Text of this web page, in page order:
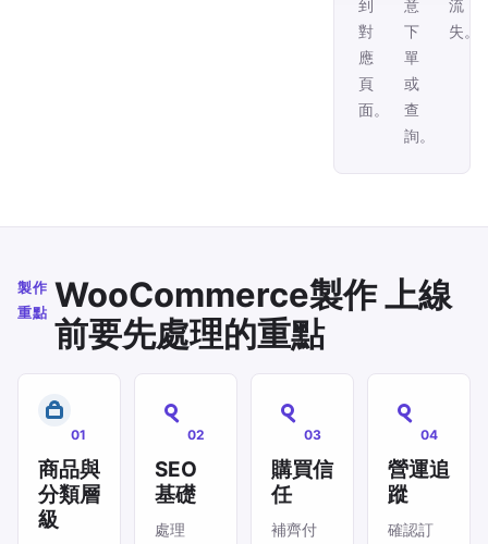
到
對
應
頁
面。
意
下
單
或
查
詢。
流
失。
製作
重點 WooCommerce製作 上線
前要先處理的重點
01
商品與
分類層
級
02
SEO
基礎
處理
03
購買信
任
補齊付
04
營運追
蹤
確認訂